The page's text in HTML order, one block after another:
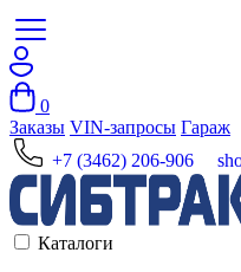
0
Заказы VIN-запросы Гараж
+7 (3462) 206-906
Каталоги